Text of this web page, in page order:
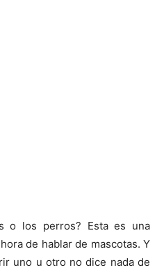
o los perros? Esta es una
de hablar de mascotas. Y
uno u otro no dice nada de